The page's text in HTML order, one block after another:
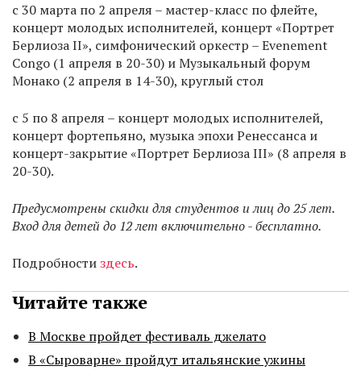
с 30 марта по 2 апреля – мастер-класс по флейте,
концерт молодых исполнителей, концерт «Портрет
Берлиоза II», симфонический оркестр – Evenement
Congo (1 апреля в 20-30) и Музыкальный форум
Монако (2 апреля в 14-30), круглый стол
с 5 по 8 апреля – концерт молодых исполнителей,
концерт фортепьяно, музыка эпохи Ренессанса и
концерт-закрытие «Портрет Берлиоза III» (8 апреля в
20-30).
Предусмотрены скидки для студентов и лиц до 25 лет.
Вход для детей до 12 лет включительно - бесплатно.
Подробностиздесь.
Читайте также
В Москве пройдет фестиваль джелато
В «Сыроварне» пройдут итальянские ужины